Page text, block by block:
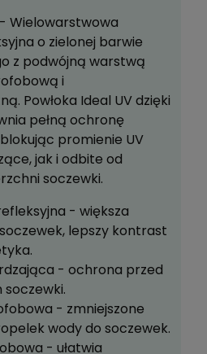
- Wielowarstwowa
o zielonej barwie
z podwójną warstwą
i
Powłoka Ideal UV dzięki
pełną ochronę
promienie UV
jak i odbite od
soczewki.
- większa
lepszy kontrast
- ochrona przed
- zmniejszone
wody do soczewek.
- ułatwia